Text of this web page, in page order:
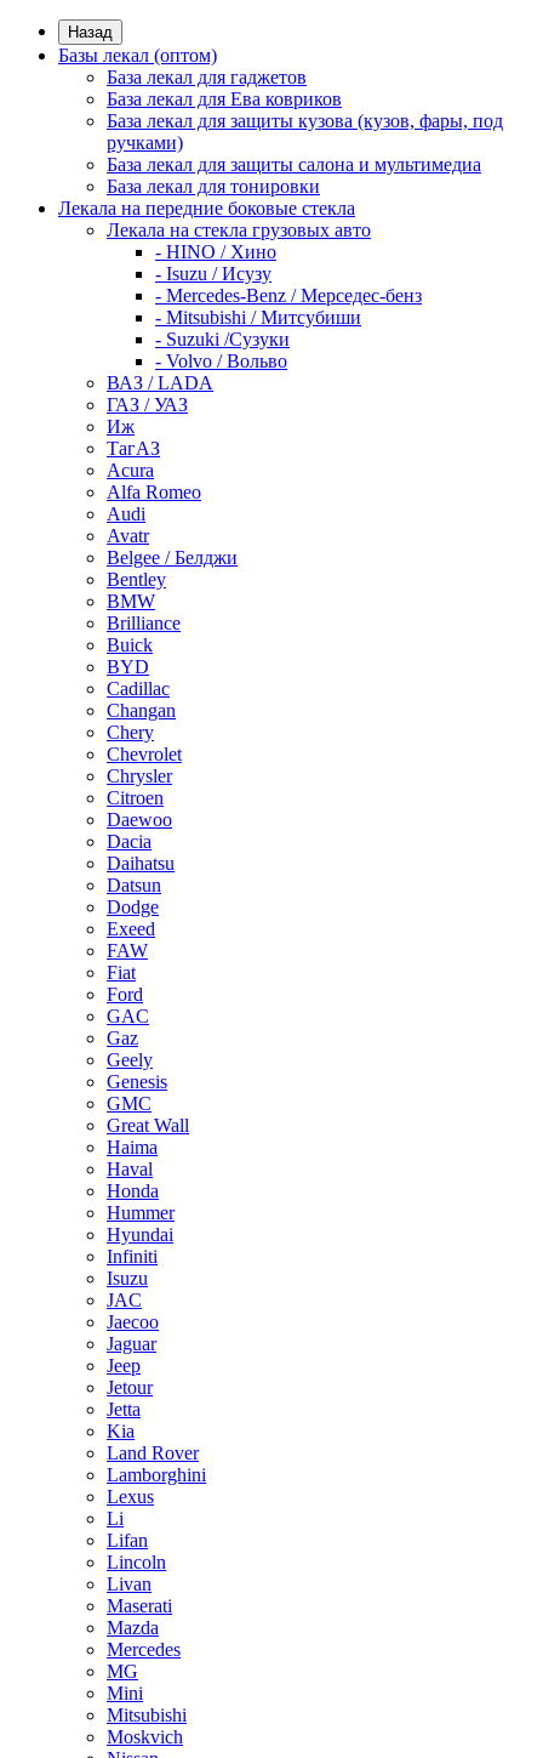
Назад
Базы лекал (оптом)
База лекал для гаджетов
База лекал для Ева ковриков
База лекал для защиты кузова (кузов, фары, под
ручками)
База лекал для защиты салона и мультимедиа
База лекал для тонировки
Лекала на передние боковые стекла
Лекала на стекла грузовых авто
- HINO / Хино
- Isuzu / Исузу
- Mercedes-Benz / Мерседес-бенз
- Mitsubishi / Митсубиши
- Suzuki /Сузуки
- Volvo / Вольво
ВАЗ / LADA
ГАЗ / УАЗ
Иж
ТагАЗ
Acura
Alfa Romeo
Audi
Avatr
Belgee / Белджи
Bentley
BMW
Brilliance
Buick
BYD
Cadillac
Changan
Chery
Chevrolet
Chrysler
Citroen
Daewoo
Dacia
Daihatsu
Datsun
Dodge
Exeed
FAW
Fiat
Ford
GAC
Gaz
Geely
Genesis
GMC
Great Wall
Haima
Haval
Honda
Hummer
Hyundai
Infiniti
Isuzu
JAC
Jaecoo
Jaguar
Jeep
Jetour
Jetta
Kia
Land Rover
Lamborghini
Lexus
Li
Lifan
Lincoln
Livan
Maserati
Mazda
Mercedes
MG
Mini
Mitsubishi
Moskvich